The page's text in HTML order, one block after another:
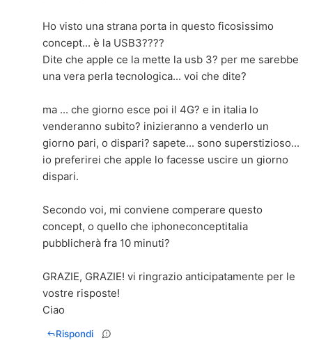
Ho visto una strana porta in questo ficosissimo
concept... è la USB3????
Dite che apple ce la mette la usb 3? per me sarebbe
una vera perla tecnologica... voi che dite?
ma ... che giorno esce poi il 4G? e in italia lo
venderanno subito? inizieranno a venderlo un
giorno pari, o dispari? sapete... sono superstizioso...
io preferirei che apple lo facesse uscire un giorno
dispari.
Secondo voi, mi conviene comperare questo
concept, o quello che iphoneconceptitalia
pubblicherà fra 10 minuti?
GRAZIE, GRAZIE! vi ringrazio anticipatamente per le
vostre risposte!
Ciao
Rispondi